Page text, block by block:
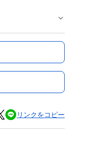
リンクをコピー